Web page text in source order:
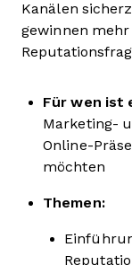
Kanälen
gewinnen
Für wen ist
Marketing-
Online-
möchten
Themen: